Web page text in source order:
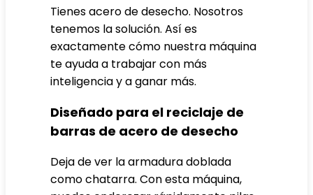
Tienes acero de desecho. Nosotros
tenemos la solución. Así es
exactamente cómo nuestra máquina
te ayuda a trabajar con más
inteligencia y a ganar más.
Diseñado para el reciclaje de
barras de acero de desecho
Deja de ver la armadura doblada
como chatarra. Con esta máquina,